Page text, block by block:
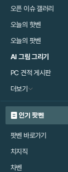
오픈 이슈 갤러리
오늘의 핫벤
오늘의 팟벤
AI 그림 그리기
PC 견적 게시판
더보기
인기 팟벤
팟벤 바로가기
치지직
차벤